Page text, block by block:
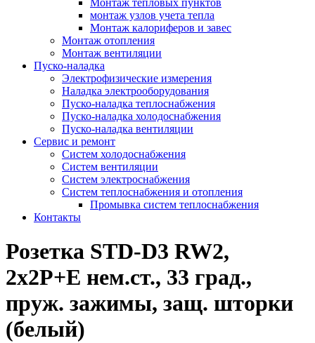
Монтаж тепловых пунктов
монтаж узлов учета тепла
Монтаж калориферов и завес
Монтаж отопления
Монтаж вентиляции
Пуско-наладка
Электрофизические измерения
Наладка электрооборудования
Пуско-наладка теплоснабжения
Пуско-наладка холодоснабжения
Пуско-наладка вентиляции
Сервис и ремонт
Систем холодоснабжения
Систем вентиляции
Систем электроснабжения
Систем теплоснабжения и отопления
Промывка систем теплоснабжения
Контакты
Розетка STD-D3 RW2,
2х2P+E нем.ст., 33 град.,
пруж. зажимы, защ. шторки
(белый)